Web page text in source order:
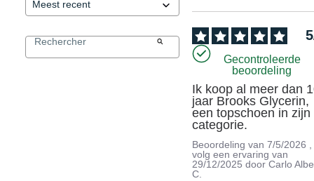
5
Gecontroleerde
beoordeling
Ik koop al meer dan
jaar Brooks Glycerin,
een topschoen in zijn
categorie.
Beoordeling van7/5/2026 ,
volg een ervaring van
29/12/2025 doorCarlo
C.